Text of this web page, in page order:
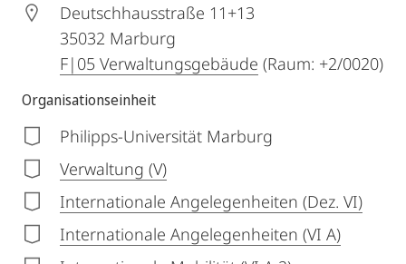
Deutschhausstraße 11+13
35032 Marburg
F|05 Verwaltungsgebäude (Raum: +2/0020)
Organisationseinheit
Philipps-Universität Marburg
Verwaltung (V)
Internationale Angelegenheiten (Dez. VI)
Internationale Angelegenheiten (VI A)